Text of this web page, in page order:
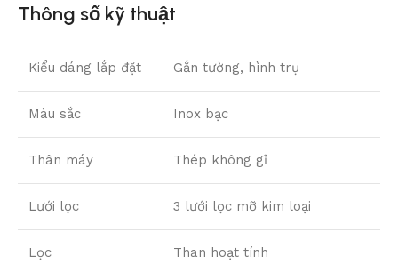
Thông số kỹ thuật
Kiểu dáng lắp đặt Gắn tường, hình trụ
Màu sắc Inox bạc
Thân máy Thép không gỉ
Lưới lọc 3 lưới lọc mỡ kim loại
Lọc Than hoạt tính